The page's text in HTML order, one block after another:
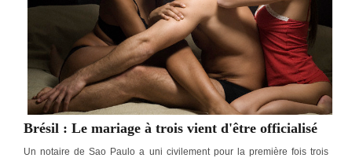
Brésil : Le mariage à trois vient d'être officialisé
Un notaire de Sao Paulo a uni civilement pour la première fois trois